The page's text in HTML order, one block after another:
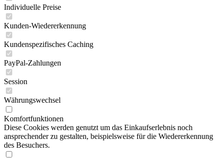
Individuelle Preise
Kunden-Wiedererkennung
Kundenspezifisches Caching
PayPal-Zahlungen
Session
Währungswechsel
Komfortfunktionen
Diese Cookies werden genutzt um das Einkaufserlebnis noch
ansprechender zu gestalten, beispielsweise für die Wiedererkennung
des Besuchers.